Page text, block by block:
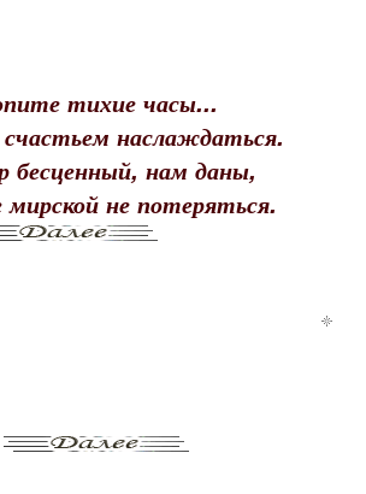
тихие часы...
наслаждаться.
бесценный, нам даны,
не потеряться.